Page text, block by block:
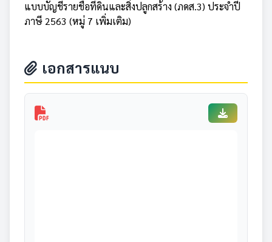
แบบบัญชีรายชื่อที่ดินและสิ่งปลูกสร้าง (ภดส.3) ประจำปี
ภาษี 2563 (หมู่ 7 เพิ่มเติม)
เอกสารแนบ